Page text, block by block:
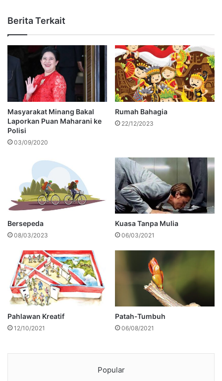
Berita Terkait
Masyarakat Minang Bakal
Laporkan Puan Maharani ke
Polisi
03/09/2020
Rumah Bahagia
22/12/2023
Bersepeda
08/03/2023
Kuasa Tanpa Mulia
06/03/2021
Pahlawan Kreatif
12/10/2021
Patah-Tumbuh
06/08/2021
Popular